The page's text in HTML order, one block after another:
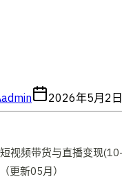
admin 2026年5月2日